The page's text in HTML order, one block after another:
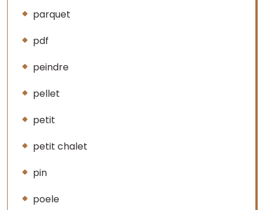
parquet
pdf
peindre
pellet
petit
petit chalet
pin
poele